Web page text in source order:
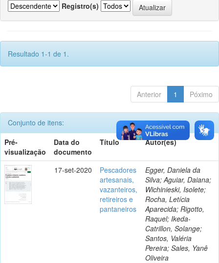
Registro(s)
Resultado 1-1 de 1.
Anterior 1 Póximo
Conjunto de itens:
Pré-
visualização
Data do
documento
Título Autor(es)
17-set-2020
Pescadores
artesanais,
vazanteiros,
retireiros e
pantaneiros
Egger, Daniela da
Silva; Aguiar, Daiana;
Wichinieski, Isolete;
Rocha, Letícia
Aparecida; Rigotto,
Raquel; Ikeda-
Catrillon, Solange;
Santos, Valéria
Pereira; Sales, Yanê
Oliveira